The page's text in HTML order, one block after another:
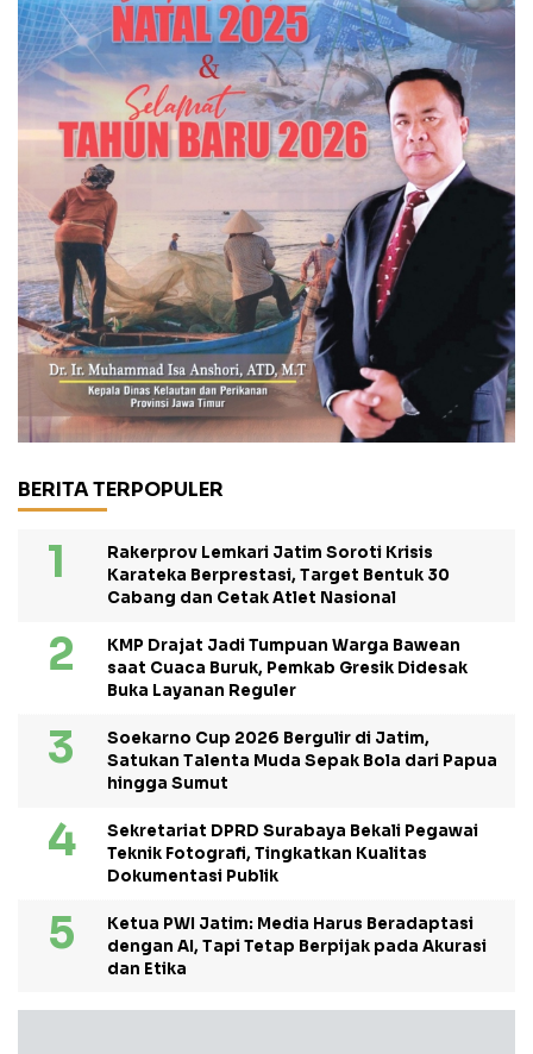
BERITA TERPOPULER
Rakerprov Lemkari Jatim Soroti Krisis
Karateka Berprestasi, Target Bentuk 30
Cabang dan Cetak Atlet Nasional
KMP Drajat Jadi Tumpuan Warga Bawean
saat Cuaca Buruk, Pemkab Gresik Didesak
Buka Layanan Reguler
Soekarno Cup 2026 Bergulir di Jatim,
Satukan Talenta Muda Sepak Bola dari Papua
hingga Sumut
Sekretariat DPRD Surabaya Bekali Pegawai
Teknik Fotografi, Tingkatkan Kualitas
Dokumentasi Publik
Ketua PWI Jatim: Media Harus Beradaptasi
dengan AI, Tapi Tetap Berpijak pada Akurasi
dan Etika